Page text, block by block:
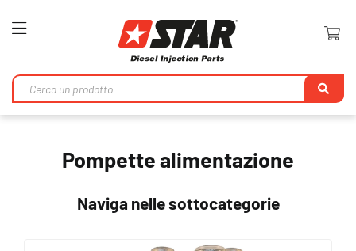
Toggle
Pompette alimentazione
Naviga nelle sottocategorie